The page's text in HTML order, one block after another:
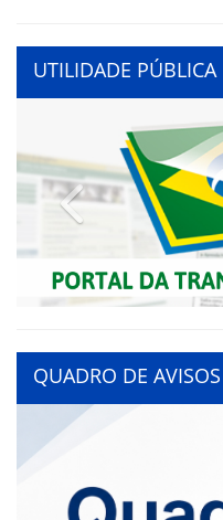
UTILIDADE PÚBLICA
Previous
QUADRO DE AVISOS